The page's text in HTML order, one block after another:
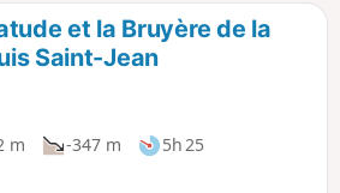
et la Bruyère de la
Saint-Jean
m -347 m
5h 25